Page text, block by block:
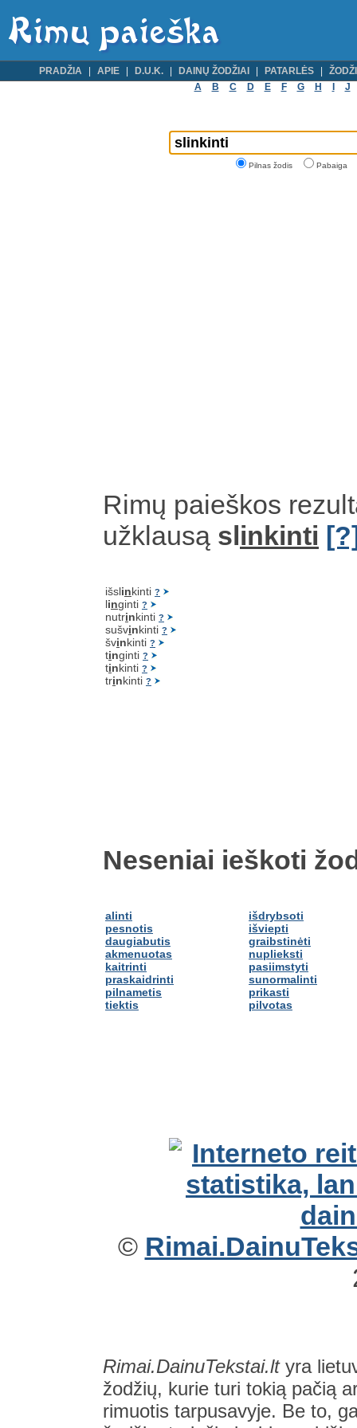
PRADŽIA APIE D.U.K. DAINŲ ŽODŽIAI PATARLĖS
A
B C D E F G H J
Pilnas žodis Pabaiga
Rimų paieškos
užklausą slinkinti
išslinkinti ?
linginti ?
nutrinkinti ?
sušvinkinti ?
švinkinti ?
tinginti ?
tinkinti ?
trinkinti ?
Neseniai ieškoti
alinti
pesnotis
daugiabutis
akmenuotas
kaitrinti
praskaidrinti
pilnametis
tiektis
išdrybsoti
išviepti
graibstinėti
nuplieksti
pasiimstyti
sunormalinti
prikasti
pilvotas
©
Rimai.DainuTekstai.ltyra
žodžių, kurie turi tokią pačią
rimuotis tarpusavyje. Be to,